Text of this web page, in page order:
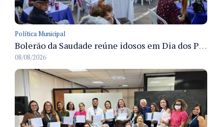
Política Municipal
Bolerão da Saudade reúne idosos em Dia dos Pais promovido pela Fundação Dr. Thomas em Manaus
08/08/2026